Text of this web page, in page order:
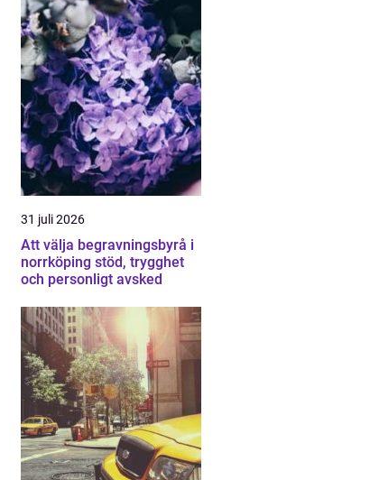
31 juli 2026
Att välja begravningsbyrå i
norrköping stöd, trygghet
och personligt avsked